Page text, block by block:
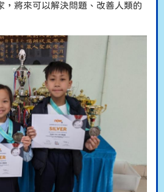
，將來可以解決問題、改善人類的